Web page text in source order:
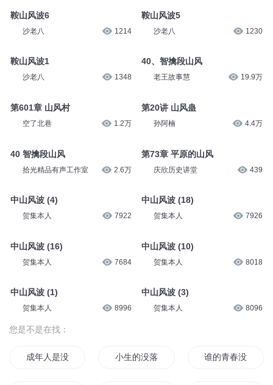
鞍山风波6
沙老八 1214
鞍山风波1
沙老八 1348
第601章 山风村
空了北巷 1.2万
40 智擒段山风
拾光精品有声工作室 2.6万
中山风波 (4)
贺集本人 7922
中山风波 (16)
贺集本人 7684
中山风波 (1)
贺集本人 8996
鞍山风波5
沙老八 1230
40、智擒段山风
老王故事慧 19.9万
第20讲 山风蛊
孙阿楠 4.4万
第73章 平原的山风
庆欣历史讲堂 439
中山风波 (18)
贺集本人 7926
中山风波 (10)
贺集本人 8018
中山风波 (3)
贺集本人 8096
您是不是在找：
成年人是没有爱情的 小生的没落 谁的青春没二过